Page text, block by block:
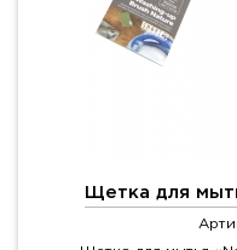
Щетка для